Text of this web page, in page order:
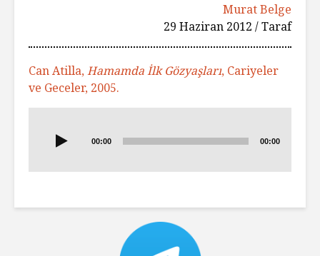
Murat Belge
29 Haziran 2012 / Taraf
Can Atilla,Hamamda İlk Gözyaşları, Cariyeler
ve Geceler, 2005.
oynatıcı
00:00 00:00